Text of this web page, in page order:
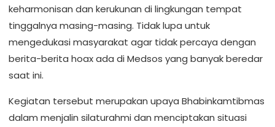
keharmonisan dan kerukunan di lingkungan tempat
tinggalnya masing-masing. Tidak lupa untuk
mengedukasi masyarakat agar tidak percaya dengan
berita-berita hoax ada di Medsos yang banyak beredar
saat ini.
Kegiatan tersebut merupakan upaya Bhabinkamtibmas
dalam menjalin silaturahmi dan menciptakan situasi